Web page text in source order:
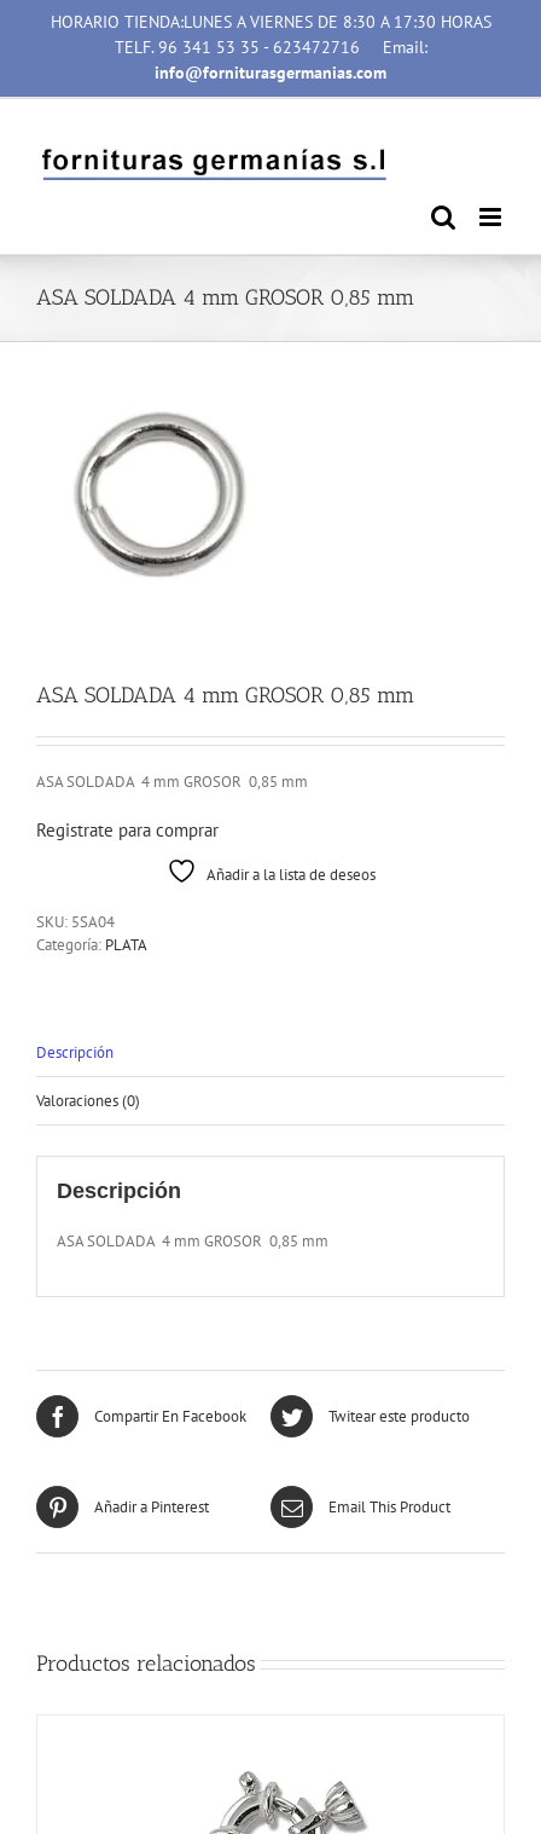
HORARIO TIENDA:LUNES A VIERNES DE 8:30 A 17:30 HORAS
TELF. 96 341 53 35 - 623472716
Email:
info@forniturasgermanias.com
ASA SOLDADA 4 mm GROSOR 0,85 mm
ASA SOLDADA 4 mm GROSOR 0,85 mm
ASA SOLDADA 4 mm GROSOR 0,85 mm
Registrate para comprar
Añadir a la lista de deseos
SKU: 5SA04
Categoría: PLATA
Descripción
Valoraciones (0)
Descripción
ASA SOLDADA 4 mm GROSOR 0,85 mm
Compartir En Facebook Twitear este producto
Añadir a Pinterest Email This Product
Productos relacionados